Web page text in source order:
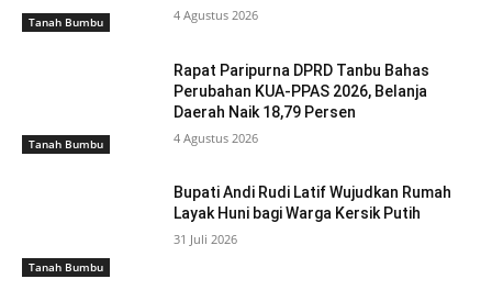
Tanah Bumbu 4 Agustus 2026
Tanah Bumbu
Rapat Paripurna DPRD Tanbu Bahas
Perubahan KUA-PPAS 2026, Belanja
Daerah Naik 18,79 Persen
4 Agustus 2026
Tanah Bumbu
Bupati Andi Rudi Latif Wujudkan Rumah
Layak Huni bagi Warga Kersik Putih
31 Juli 2026